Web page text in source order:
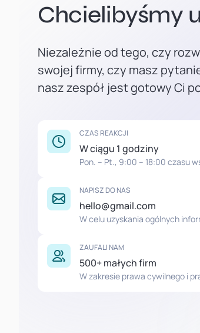
Chcielibyśmy
Niezależnie od tego, czy
swojej firmy, czy masz
nasz zespół jest gotowy Ci
CZAS REAKCJI
W ciągu 1 godziny
Pon. – Pt., 9:00 – 18:00 czasu
NAPISZ DO NAS
hello@gmail.com
W celu uzyskania ogólnych
ZAUFALI NAM
500+ małych firm
W zakresie prawa cywilnego i